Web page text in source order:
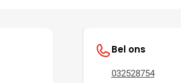
Bel ons
032528754